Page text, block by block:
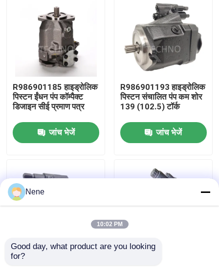
हमारे बारे में
कारखाने का दौरा
गुणवत्ता नियंत्रण
हमसे संपर्क करें
समाचार
R986901185 हाइड्रोलिक
पिस्टन ईंधन पंप कॉम्पैक्ट
डिजाइन सीई प्रमाण पत्र
जांच भेजें
R986901193 हाइड्रोलिक
पिस्टन संचालित पंप कम शोर
139 (102.5) टॉर्क
जांच भेजें
R986901178 पिस्टन
Nene
10:02 PM
Good day, what product are you looking
for?